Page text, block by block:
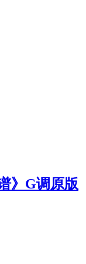
》G调原版